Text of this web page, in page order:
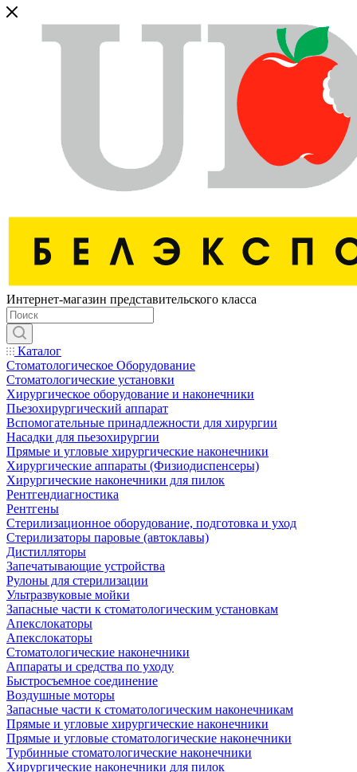
Интернет-магазин представительского класса
Каталог
Стоматологическое Оборудование
Стоматологические установки
Хирургическое оборудование и наконечники
Пьезохирургический аппарат
Вспомогательные принадлежности для хирургии
Насадки для пьезохирургии
Прямые и угловые хирургические наконечники
Хирургические аппараты (Физиодиспенсеры)
Хирургические наконечники для пилок
Рентгендиагностика
Рентгены
Стерилизационное оборудование, подготовка и уход
Стерилизаторы паровые (автоклавы)
Дистилляторы
Запечатывающие устройства
Рулоны для стерилизации
Ультразвуковые мойки
Запасные части к стоматологическим установкам
Апекслокаторы
Апекслокаторы
Стоматологические наконечники
Аппараты и средства по уходу
Быстросъемное соединение
Воздушные моторы
Запасные части к стоматологическим наконечникам
Прямые и угловые хирургические наконечники
Прямые и угловые стоматологические наконечники
Турбинные стоматологические наконечники
Хирургические наконечники для пилок